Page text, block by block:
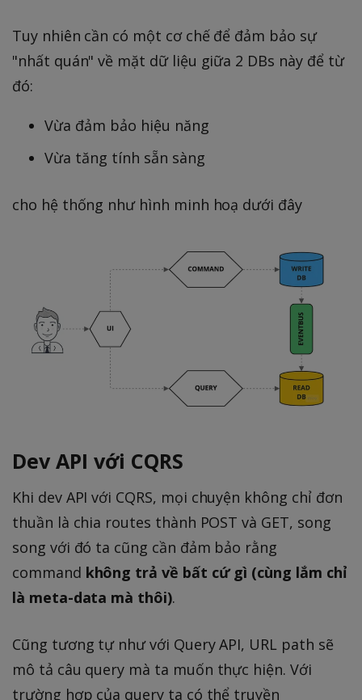
Tuy nhiên cần có một cơ chế để đảm bảo sự
"nhất quán" về mặt dữ liệu giữa 2 DBs này để từ
đó:
Vừa đảm bảo hiệu năng
Vừa tăng tính sẵn sàng
cho hệ thống như hình minh hoạ dưới đây
Dev API với CQRS
Khi dev API với CQRS, mọi chuyện không chỉ đơn
thuần là chia routes thành POST và GET, song
song với đó ta cũng cần đảm bảo rằng
command không trả về bất cứ gì (cùng lắm chỉ
là meta-data mà thôi).
Cũng tương tự như với Query API, URL path sẽ
mô tả câu query mà ta muốn thực hiện. Với
trường hợp của query ta có thể truyền